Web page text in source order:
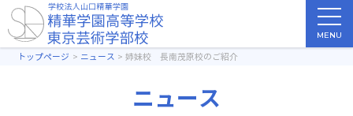
MENU
トップページ ニュース 姉妹校 長南茂原校のご紹介
ニュース